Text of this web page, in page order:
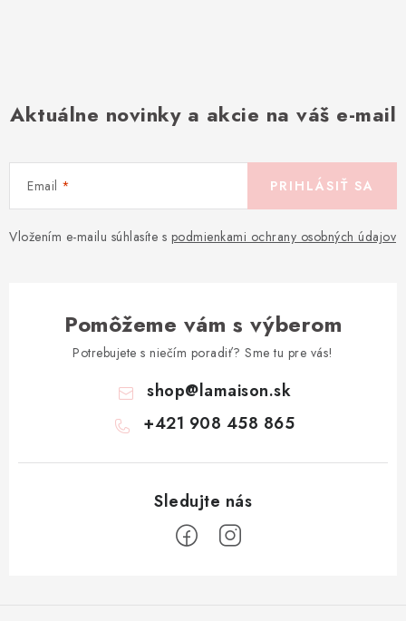
Aktuálne novinky a akcie na váš e-mail
Email
Vložením e-mailu súhlasíte s podmienkami ochrany osobných údajov
PRIHLÁSIŤ SA
Pomôžeme vám s výberom
Potrebujete s niečím poradiť? Sme tu pre vás!
shop@lamaison.sk
+421 908 458 865